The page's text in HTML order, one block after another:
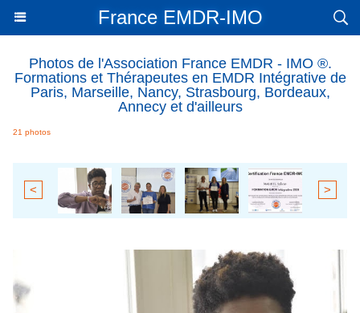
France EMDR-IMO
Photos de l'Association France EMDR - IMO ®.
Formations et Thérapeutes en EMDR Intégrative de
Paris, Marseille, Nancy, Strasbourg, Bordeaux,
Annecy et d'ailleurs
21 photos
< >